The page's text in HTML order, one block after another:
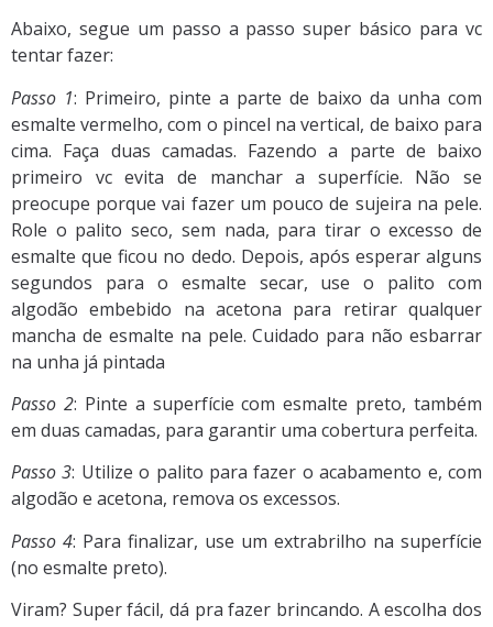
Abaixo, segue um passo a passo super básico para vc
tentar fazer:
Passo 1: Primeiro, pinte a parte de baixo da unha com
esmalte vermelho, com o pincel na vertical, de baixo para
cima. Faça duas camadas. Fazendo a parte de baixo
primeiro vc evita de manchar a superfície. Não se
preocupe porque vai fazer um pouco de sujeira na pele.
Role o palito seco, sem nada, para tirar o excesso de
esmalte que ficou no dedo. Depois, após esperar alguns
segundos para o esmalte secar, use o palito com
algodão embebido na acetona para retirar qualquer
mancha de esmalte na pele. Cuidado para não esbarrar
na unha já pintada
Passo 2: Pinte a superfície com esmalte preto, também
em duas camadas, para garantir uma cobertura perfeita.
Passo 3: Utilize o palito para fazer o acabamento e, com
algodão e acetona, remova os excessos.
Passo 4: Para finalizar, use um extrabrilho na superfície
(no esmalte preto).
Viram? Super fácil, dá pra fazer brincando. A escolha dos